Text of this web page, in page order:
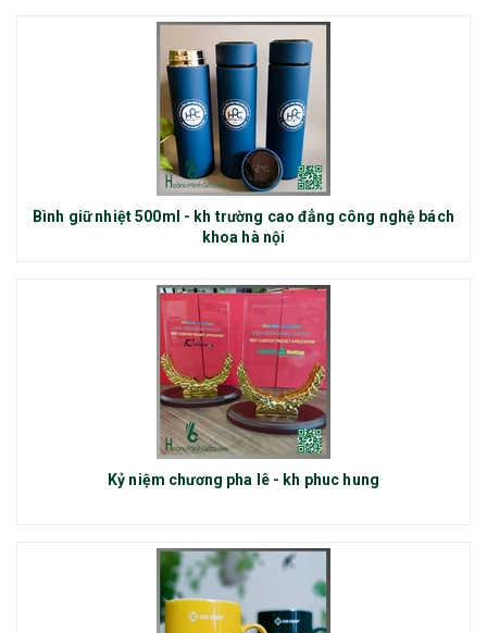
Bình giữ nhiệt 500ml - kh trường cao đẳng công nghệ bách
khoa hà nội
Kỷ niệm chương pha lê - kh phuc hung